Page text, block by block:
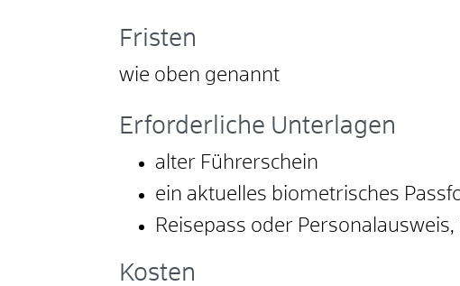
Fristen
wie oben genannt
Erforderliche Unterlagen
alter Führerschein
ein aktuelles biometrisches
Reisepass oder
Kosten